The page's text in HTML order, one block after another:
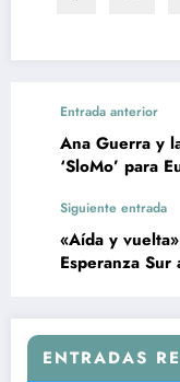
Entrada anterior
Ana Guerra y
‘SloMo’ para
Siguiente entrada
«Aída y
Esperanza Sur
ENTRADAS